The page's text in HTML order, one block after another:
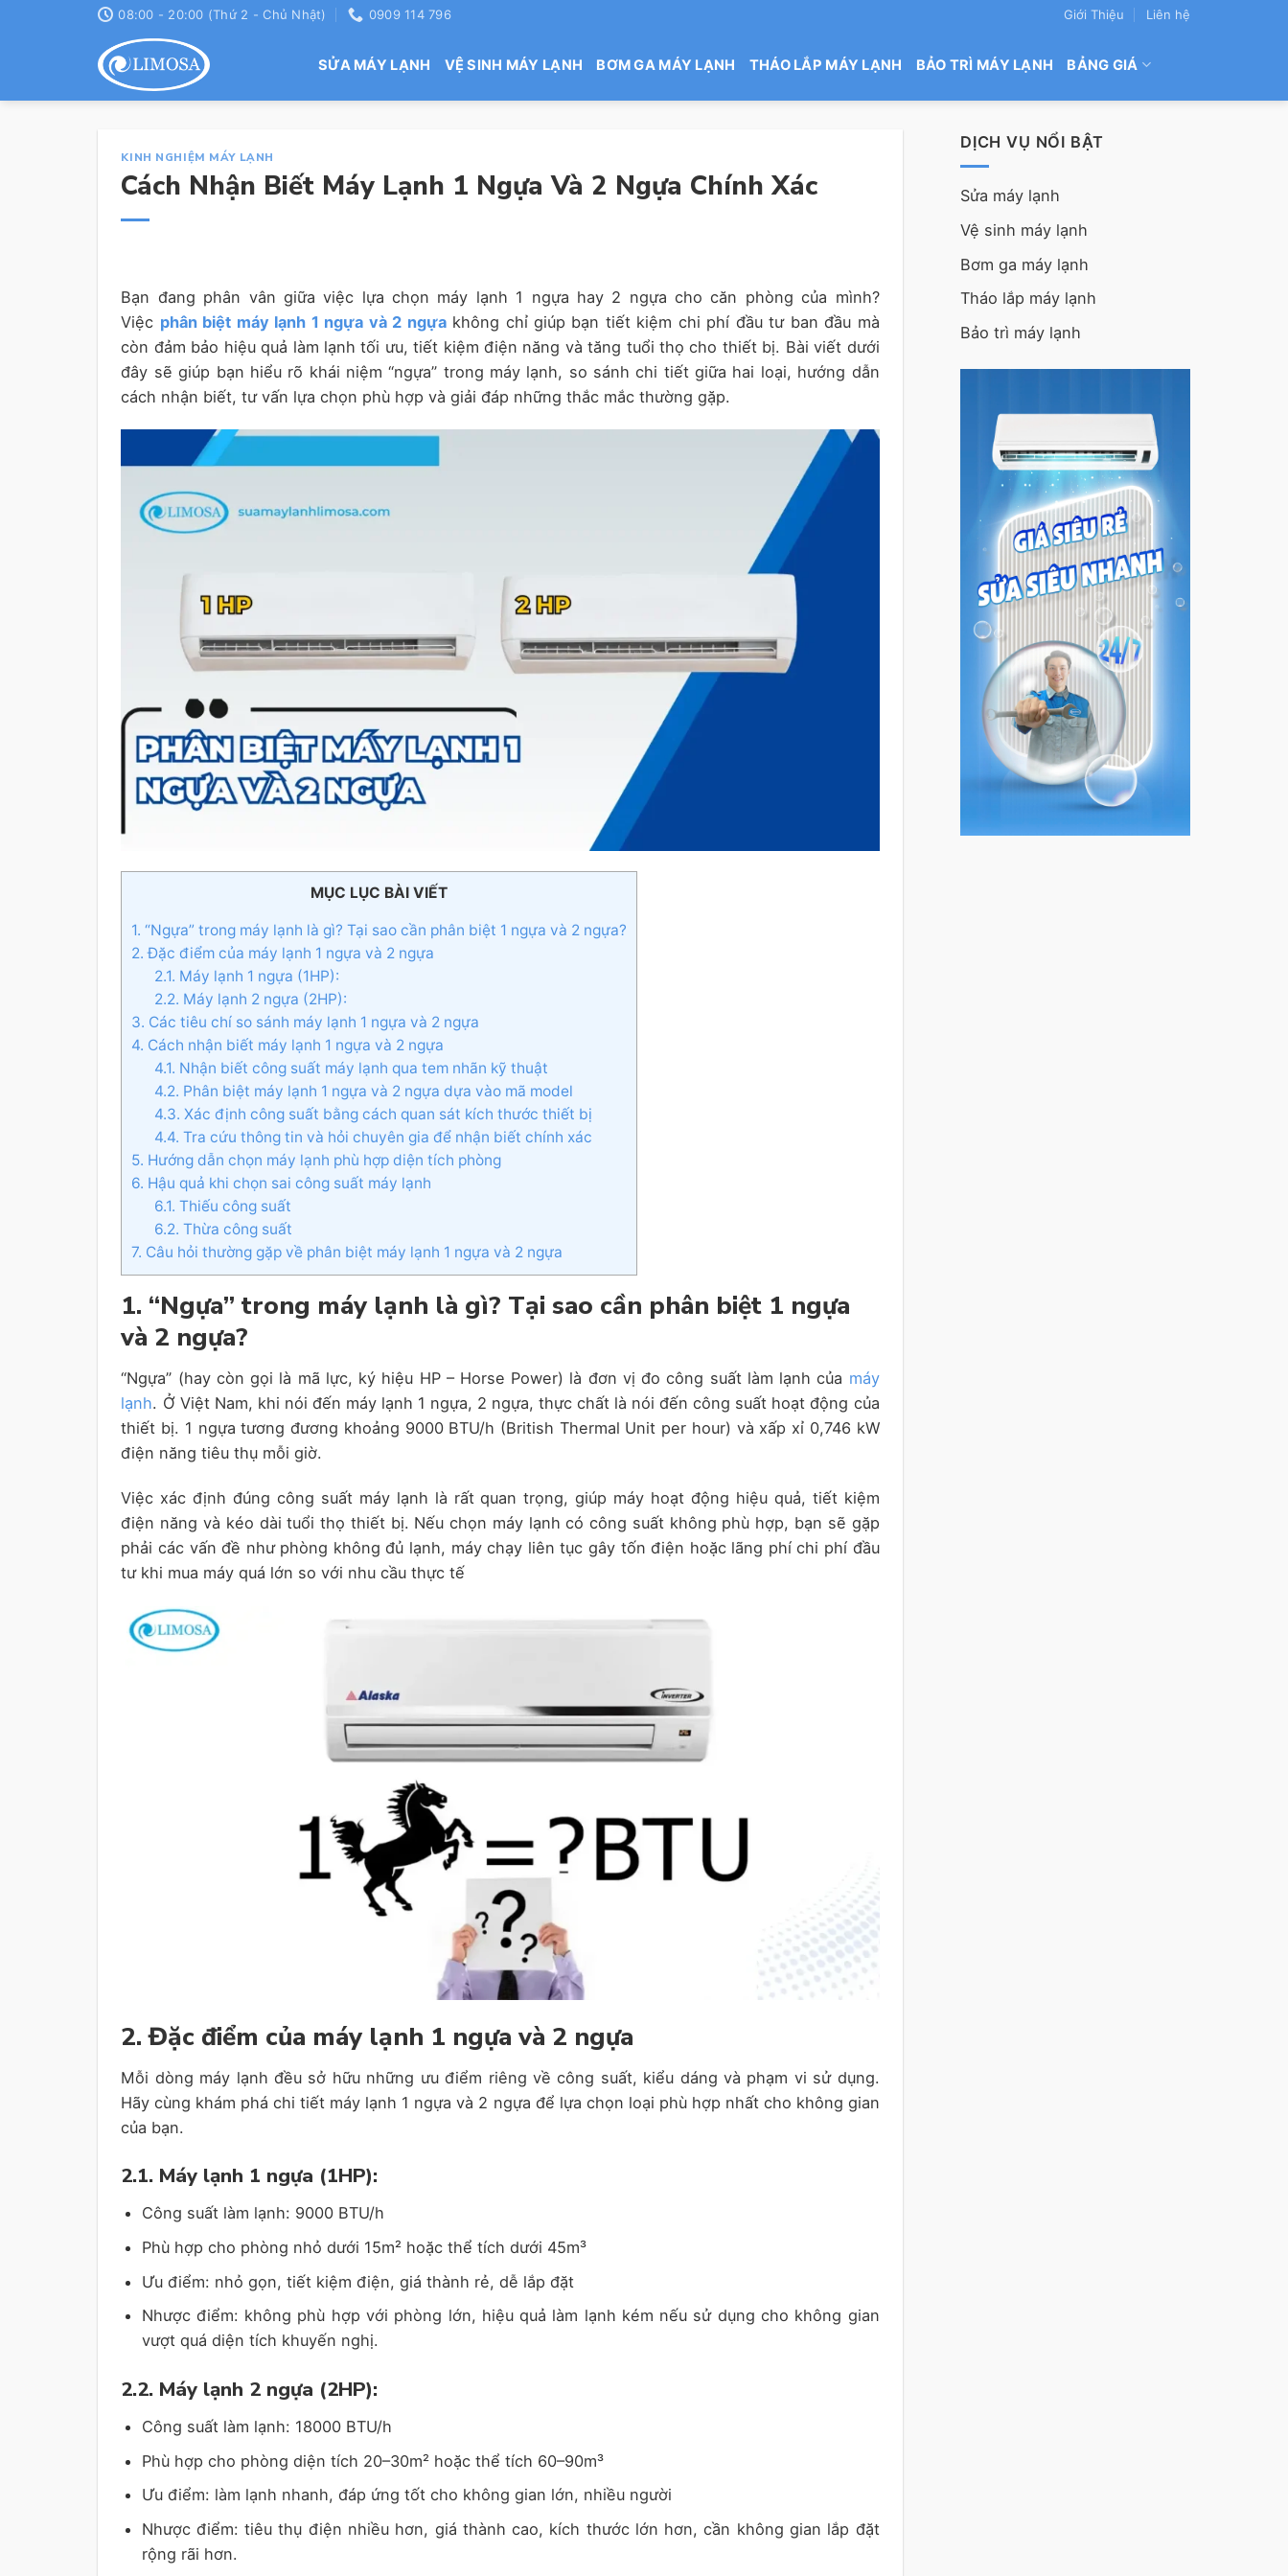
08:00 - 20:00 (Thứ 2 - Chủ Nhật) 0909 114 796 Giới Thiệu Liên hệ
SỬA MÁY LẠNH VỆ SINH MÁY LẠNH BƠM GA MÁY LẠNH THÁO LẮP MÁY LẠNH BẢO TRÌ MÁY LẠNH BẢNG GIÁ
KINH NGHIỆM MÁY LẠNH
Cách Nhận Biết Máy Lạnh 1 Ngựa Và 2 Ngựa Chính Xác
Bạn đang phân vân giữa việc lựa chọn máy lạnh 1 ngựa hay 2 ngựa cho căn phòng của mình?
Việc phân biệt máy lạnh 1 ngựa và 2 ngựakhông chỉ giúp bạn tiết kiệm chi phí đầu tư ban đầu mà
còn đảm bảo hiệu quả làm lạnh tối ưu, tiết kiệm điện năng và tăng tuổi thọ cho thiết bị. Bài viết dưới
đây sẽ giúp bạn hiểu rõ khái niệm “ngựa” trong máy lạnh, so sánh chi tiết giữa hai loại, hướng dẫn
cách nhận biết, tư vấn lựa chọn phù hợp và giải đáp những thắc mắc thường gặp.
MỤC LỤC BÀI VIẾT
1. “Ngựa” trong máy lạnh là gì? Tại sao cần phân biệt 1 ngựa và 2 ngựa?
2. Đặc điểm của máy lạnh 1 ngựa và 2 ngựa
2.1. Máy lạnh 1 ngựa (1HP):
2.2. Máy lạnh 2 ngựa (2HP):
3. Các tiêu chí so sánh máy lạnh 1 ngựa và 2 ngựa
4. Cách nhận biết máy lạnh 1 ngựa và 2 ngựa
4.1. Nhận biết công suất máy lạnh qua tem nhãn kỹ thuật
4.2. Phân biệt máy lạnh 1 ngựa và 2 ngựa dựa vào mã model
4.3. Xác định công suất bằng cách quan sát kích thước thiết bị
4.4. Tra cứu thông tin và hỏi chuyên gia để nhận biết chính xác
5. Hướng dẫn chọn máy lạnh phù hợp diện tích phòng
6. Hậu quả khi chọn sai công suất máy lạnh
6.1. Thiếu công suất
6.2. Thừa công suất
7. Câu hỏi thường gặp về phân biệt máy lạnh 1 ngựa và 2 ngựa
1. “Ngựa” trong máy lạnh là gì? Tại sao cần phân biệt 1 ngựa
và 2 ngựa?
“Ngựa” (hay còn gọi là mã lực, ký hiệu HP – Horse Power) là đơn vị đo công suất làm lạnh của máy
lạnh. Ở Việt Nam, khi nói đến máy lạnh 1 ngựa, 2 ngựa, thực chất là nói đến công suất hoạt động của
thiết bị. 1 ngựa tương đương khoảng 9000 BTU/h (British Thermal Unit per hour) và xấp xỉ 0,746 kW
điện năng tiêu thụ mỗi giờ.
Việc xác định đúng công suất máy lạnh là rất quan trọng, giúp máy hoạt động hiệu quả, tiết kiệm
điện năng và kéo dài tuổi thọ thiết bị. Nếu chọn máy lạnh có công suất không phù hợp, bạn sẽ gặp
phải các vấn đề như phòng không đủ lạnh, máy chạy liên tục gây tốn điện hoặc lãng phí chi phí đầu
tư khi mua máy quá lớn so với nhu cầu thực tế
2. Đặc điểm của máy lạnh 1 ngựa và 2 ngựa
Mỗi dòng máy lạnh đều sở hữu những ưu điểm riêng về công suất, kiểu dáng và phạm vi sử dụng.
Hãy cùng khám phá chi tiết máy lạnh 1 ngựa và 2 ngựa để lựa chọn loại phù hợp nhất cho không gian
của bạn.
2.1. Máy lạnh 1 ngựa (1HP):
Công suất làm lạnh: 9000 BTU/h
Phù hợp cho phòng nhỏ dưới 15m² hoặc thể tích dưới 45m³
Ưu điểm: nhỏ gọn, tiết kiệm điện, giá thành rẻ, dễ lắp đặt
Nhược điểm: không phù hợp với phòng lớn, hiệu quả làm lạnh kém nếu sử dụng cho không gian
vượt quá diện tích khuyến nghị.
2.2. Máy lạnh 2 ngựa (2HP):
Công suất làm lạnh: 18000 BTU/h
Phù hợp cho phòng diện tích 20–30m² hoặc thể tích 60–90m³
Ưu điểm: làm lạnh nhanh, đáp ứng tốt cho không gian lớn, nhiều người
Nhược điểm: tiêu thụ điện nhiều hơn, giá thành cao, kích thước lớn hơn, cần không gian lắp đặt
rộng rãi hơn.
DỊCH VỤ NỔI BẬT
Sửa máy lạnh
Vệ sinh máy lạnh
Bơm ga máy lạnh
Tháo lắp máy lạnh
Bảo trì máy lạnh